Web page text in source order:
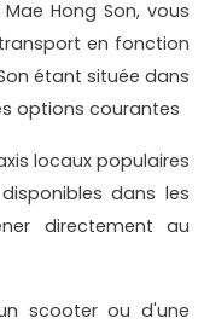
Hong Son, vous
en fonction
étant située dans
options courantes
locaux populaires
dans les
directement au
scooter ou d'une